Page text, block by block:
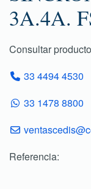
3A.4A.
Consultar
33 4494 4530
33 1478 8800
Referencia: